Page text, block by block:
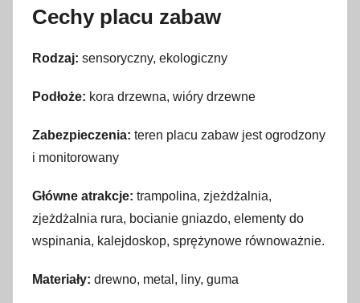
i
a
2
Cechy placu zabaw
Rodzaj: sensoryczny, ekologiczny
Podłoże: kora drzewna, wióry drzewne
Zabezpieczenia: teren placu zabaw jest ogrodzony
i monitorowany
Główne atrakcje: trampolina, zjeżdżalnia,
zjeżdżalnia rura, bocianie gniazdo, elementy do
wspinania, kalejdoskop, sprężynowe równoważnie.
Materiały: drewno, metal, liny, guma